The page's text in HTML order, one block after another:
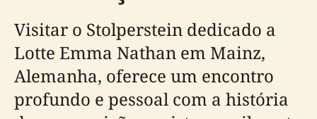
Visitar o Stolperstein dedicado a
Lotte Emma Nathan em Mainz,
Alemanha, oferece um encontro
profundo e pessoal com a história